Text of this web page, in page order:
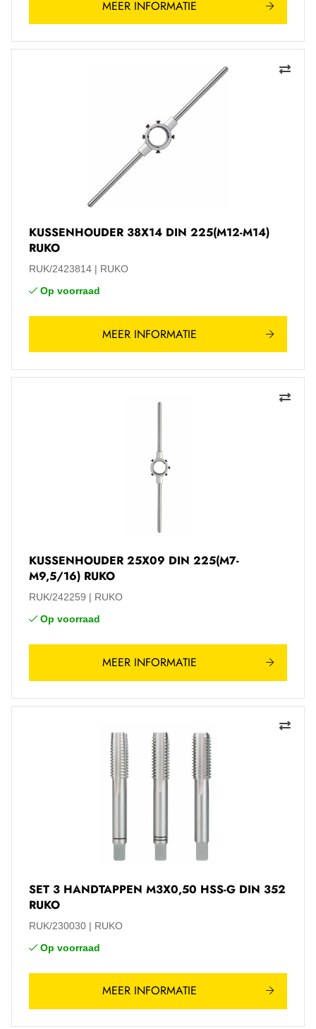
MEER INFORMATIE
KUSSENHOUDER 38X14 DIN 225(M12-M14)
RUKO
RUK/2423814
RUKO
Op voorraad
MEER INFORMATIE
KUSSENHOUDER 25X09 DIN 225(M7-
M9,5/16) RUKO
RUK/242259
RUKO
Op voorraad
MEER INFORMATIE
SET 3 HANDTAPPEN M3X0,50 HSS-G DIN 352
RUKO
RUK/230030
RUKO
Op voorraad
MEER INFORMATIE